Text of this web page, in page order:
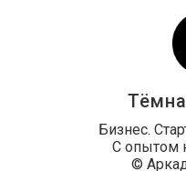
Бизнес.
С опытом
©